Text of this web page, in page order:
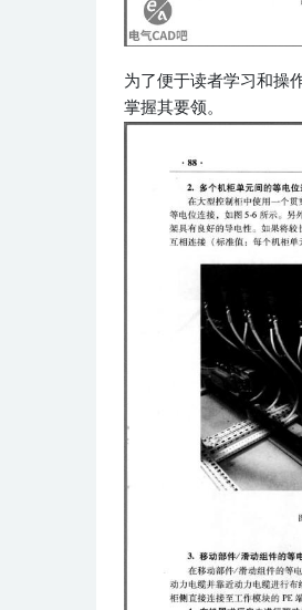
为了便于读者学习和操
掌握其要领。